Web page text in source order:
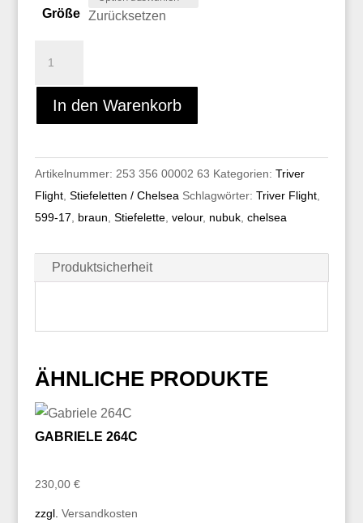
Größe Zurücksetzen
In den Warenkorb
Artikelnummer: 253 356 00002 63 Kategorien: Triver
Flight, Stiefeletten / Chelsea Schlagwörter: Triver Flight,
599-17
braun Stiefelette, velour, nubuk, chelsea
Produktsicherheit
ÄHNLICHE PRODUKTE
GABRIELE 264C
230,00 €
zzgl. Versandkosten